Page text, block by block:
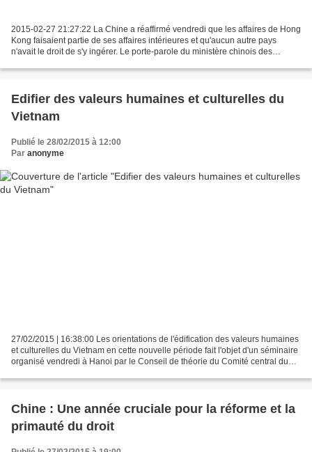
2015-02-27 21:27:22 La Chine a réaffirmé vendredi que les affaires de Hong
Kong faisaient partie de ses affaires intérieures et qu'aucun autre pays
n'avait le droit de s'y ingérer. Le porte-parole du ministère chinois des
Edifier des valeurs humaines et culturelles du
Vietnam
Publié le 28/02/2015 à 12:00
Par anonyme
27/02/2015 | 16:38:00 Les orientations de l'édification des valeurs humaines
et culturelles du Vietnam en cette nouvelle période fait l'objet d'un séminaire
organisé vendredi à Hanoi par le Conseil de théorie du Comité central du
Chine : Une année cruciale pour la réforme et la
primauté du droit